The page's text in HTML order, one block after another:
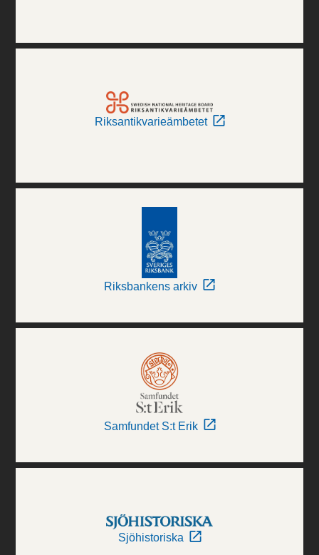
Riksantikvarieämbetet
Riksbankens arkiv
Samfundet S:t Erik
Sjöhistoriska